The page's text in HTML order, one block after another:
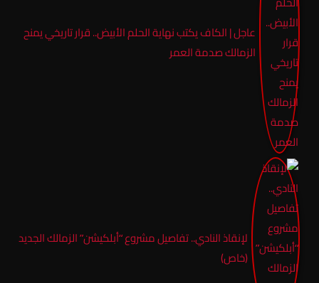
عاجل | الكاف يكتب نهاية الحلم الأبيض.. قرار تاريخي يمنح
الزمالك صدمة العمر
لإنقاذ النادي.. تفاصيل مشروع “أبلكيشن” الزمالك الجديد
(خاص)